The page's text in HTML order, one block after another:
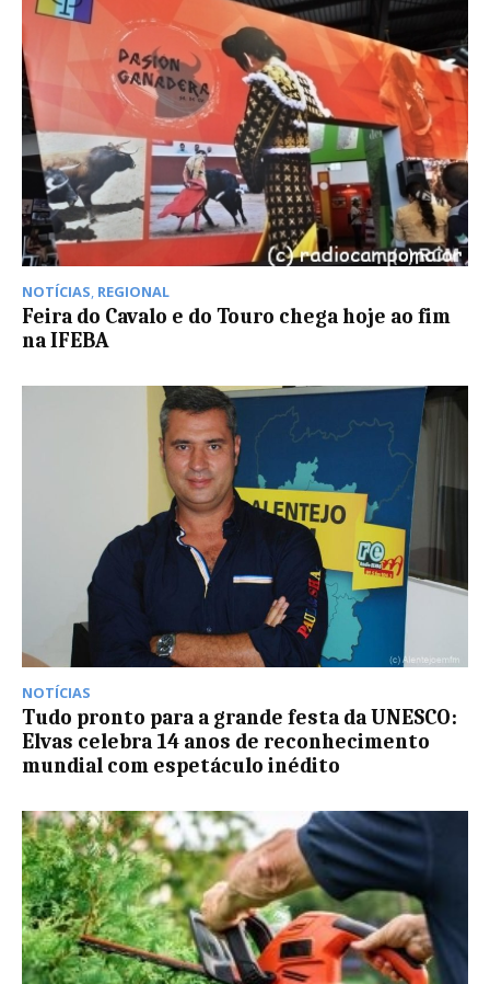
NOTÍCIAS, REGIONAL
Feira do Cavalo e do Touro chega hoje ao fim
na IFEBA
NOTÍCIAS
Tudo pronto para a grande festa da UNESCO:
Elvas celebra 14 anos de reconhecimento
mundial com espetáculo inédito